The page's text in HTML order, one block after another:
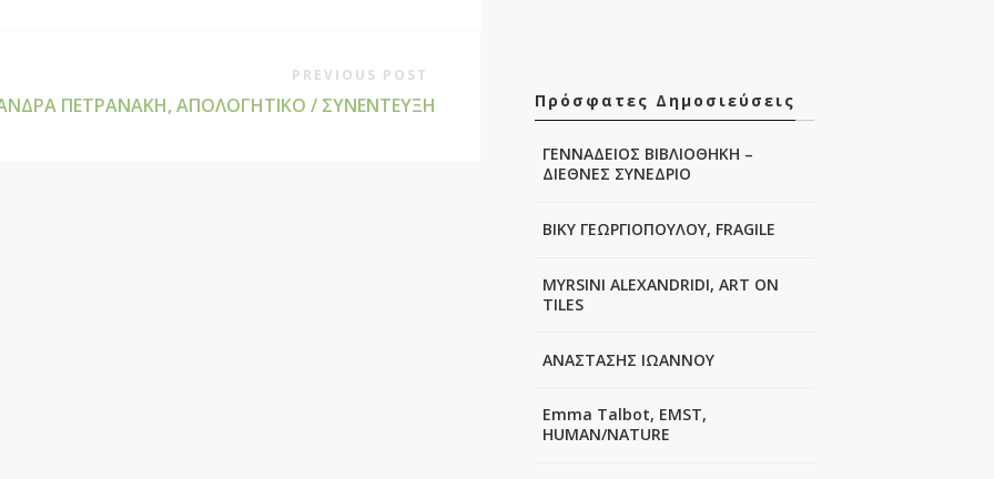
PREVIOUS POST
ΠΕΤΡΑΝΑΚΗ, ΑΠΟΛΟΓΗΤΙΚΟ / ΣΥΝΕΝΤΕΥΞΗ Πρόσφατες Δημοσιεύσεις
ΓΕΝΝΑΔΕΙΟΣ ΒΙΒΛΙΟΘΗΚΗ –
ΔΙΕΘΝΕΣ ΣΥΝΕΔΡΙΟ
ΒΙΚΥ ΓΕΩΡΓΙΟΠΟΥΛΟΥ, FRAGILE
MYRSINI ALEXANDRIDI, ART ON
TILES
ΑΝΑΣΤΑΣΗΣ ΙΩΑΝΝΟΥ
Emma Talbot, EMST,
HUMAN/NATURE